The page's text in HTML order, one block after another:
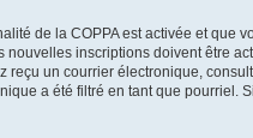
de la COPPA est activée et que
inscriptions doivent être
un courrier électronique,
a été filtré en tant que pourriel.